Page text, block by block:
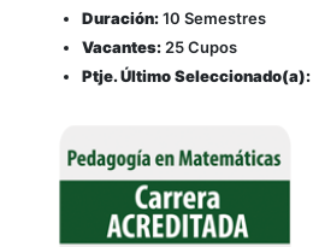
Duración:10 Semestres
Vacantes: 25 Cupos
Ptje. Último Seleccionado(a):